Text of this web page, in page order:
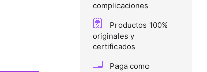
complicaciones
Productos 100%
originales y
certificados
Paga como